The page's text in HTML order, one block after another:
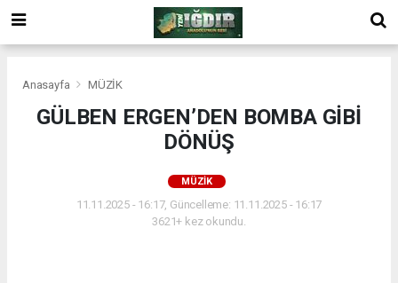
Anasayfa MÜZİK
GÜLBEN ERGEN’DEN BOMBA GİBİ
DÖNÜŞ
MÜZİK
11.11.2025 - 16:17, Güncelleme: 11.11.2025 - 16:17
3621+ kez okundu.